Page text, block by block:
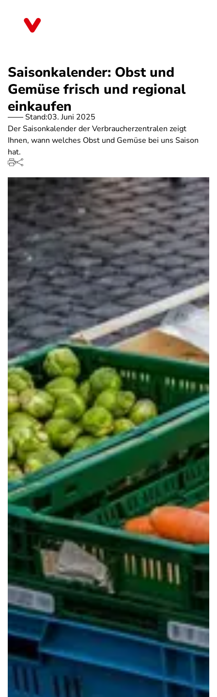
Saisonkalender: Obst und
Gemüse frisch und regional
einkaufen
Stand:03. Juni 2025
Der Saisonkalender der Verbraucherzentralen zeigt
Ihnen, wann welches Obst und Gemüse bei uns Saison
hat.